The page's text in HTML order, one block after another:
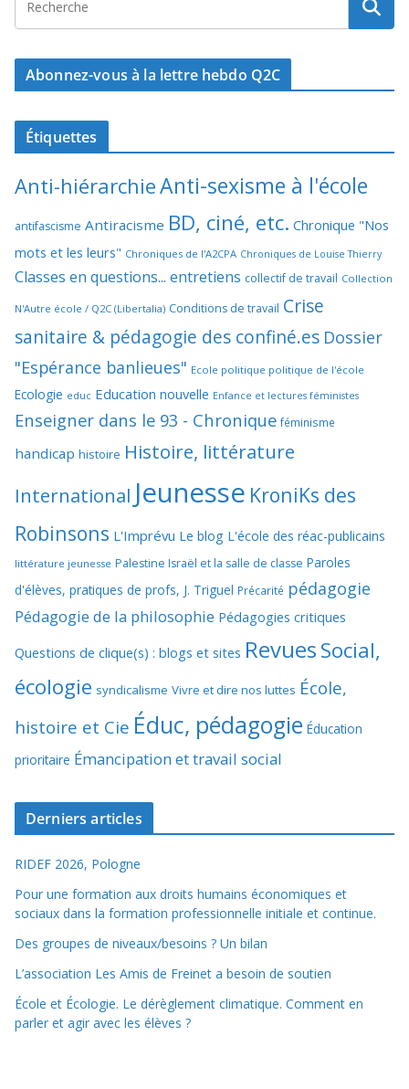
Abonnez-vous à la lettre hebdo Q2C
Étiquettes
Anti-hiérarchieAnti-sexisme à l'école
antifascisme Antiracisme BD, ciné, etc. Chronique "Nos
mots et les leurs" Chroniques de l'A2CPA Chroniques de Louise Thierry
Classes en questions... entretiens collectif de travail Collection
N'Autre école / Q2C (Libertalia) Conditions de travail Crise
sanitaire & pédagogie des confiné.es Dossier
"Espérance banlieues" Ecole politique politique de l'école
Ecologie educ Education nouvelle Enfance et lectures féministes
Enseigner dans le 93 - Chronique féminisme
handicap histoire Histoire, littérature
International Jeunesse KroniKs des
Robinsons L'Imprévu Le blog L'école des réac-publicains
littérature jeunesse Palestine Israël et la salle de classe Paroles
d'élèves, pratiques de profs, J. Triguel Précarité pédagogie
Pédagogie de la philosophie Pédagogies critiques
Questions de clique(s) : blogs et sites RevuesSocial,
écologie syndicalisme Vivre et dire nos luttes École,
histoire et Cie Éduc, pédagogie Éducation
prioritaire Émancipation et travail social
Derniers articles
RIDEF 2026, Pologne
Pour une formation aux droits humains économiques et
sociaux dans la formation professionnelle initiale et continue.
Des groupes de niveaux/besoins ? Un bilan
L’association Les Amis de Freinet a besoin de soutien
École et Écologie. Le dérèglement climatique. Comment en
parler et agir avec les élèves ?